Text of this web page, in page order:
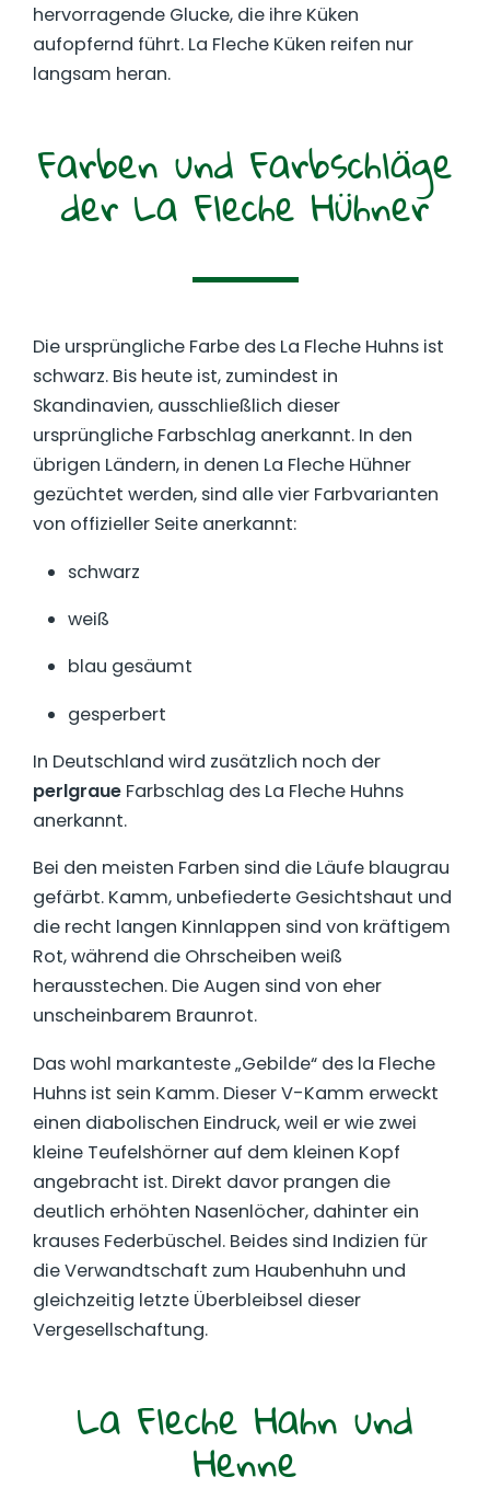
hervorragende Glucke, die ihre Küken
aufopfernd führt. La Fleche Küken reifen nur
langsam heran.
Farben und Farbschläge
der La Fleche Hühner
Die ursprüngliche Farbe des La Fleche Huhns ist
schwarz. Bis heute ist, zumindest in
Skandinavien, ausschließlich dieser
ursprüngliche Farbschlag anerkannt. In den
übrigen Ländern, in denen La Fleche Hühner
gezüchtet werden, sind alle vier Farbvarianten
von offizieller Seite anerkannt:
schwarz
weiß
blau gesäumt
gesperbert
In Deutschland wird zusätzlich noch der
perlgraue Farbschlag des La Fleche Huhns
anerkannt.
Bei den meisten Farben sind die Läufe blaugrau
gefärbt. Kamm, unbefiederte Gesichtshaut und
die recht langen Kinnlappen sind von kräftigem
Rot, während die Ohrscheiben weiß
herausstechen. Die Augen sind von eher
unscheinbarem Braunrot.
Das wohl markanteste „Gebilde“ des la Fleche
Huhns ist sein Kamm. Dieser V-Kamm erweckt
einen diabolischen Eindruck, weil er wie zwei
kleine Teufelshörner auf dem kleinen Kopf
angebracht ist. Direkt davor prangen die
deutlich erhöhten Nasenlöcher, dahinter ein
krauses Federbüschel. Beides sind Indizien für
die Verwandtschaft zum Haubenhuhn und
gleichzeitig letzte Überbleibsel dieser
Vergesellschaftung.
La Fleche Hahn und
Henne